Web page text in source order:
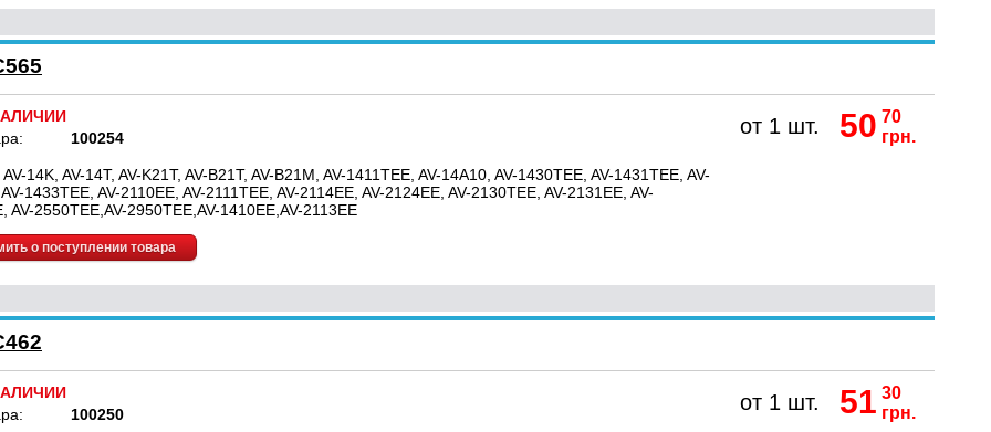
100254
14K, AV-14T, AV-K21T, AV-B21T, AV-B21M, AV-1411TEE, AV-14A10, AV-1430TEE, AV-1431TEE, AV-
1433TEE, AV-2110EE, AV-2111TEE, AV-2114EE, AV-2124EE, AV-2130TEE, AV-2131EE, AV-
AV-2550TEE,AV-2950TEE,AV-1410EE,AV-2113EE
о поступлении товара
от 1 шт. 50 70
грн.
100250 от 1 шт. 51 30
грн.